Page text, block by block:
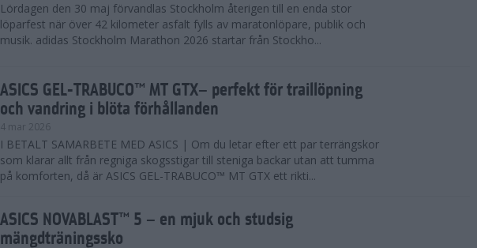
Lördagen den 30 maj förvandlas Stockholm återigen till en enda stor
löparfest när över 42 kilometer asfalt fylls av maratonlöpare, publik och
musik. adidas Stockholm Marathon 2026 startar från Stockho...
ASICS GEL-TRABUCO™ MT GTX– perfekt för traillöpning
och vandring i blöta förhållanden
4 mar 2026
I BETALT SAMARBETE MED ASICS | Om du letar efter ett par terrängskor
som klarar allt från regniga skogsstigar till steniga backar utan att tumma
på komforten, då är ASICS GEL-TRABUCO™ MT GTX ett rikti...
ASICS NOVABLAST™ 5 – en mjuk och studsig
mängdträningssko